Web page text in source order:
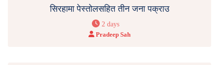
सिरहामा पेस्तोलसहित तीन जना पक्राउ
2 days
Pradeep Sah